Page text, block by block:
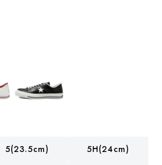
5(23.5cm) 5H(24cm)